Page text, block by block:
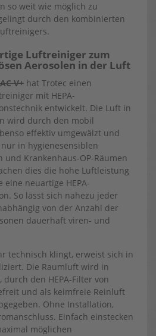
so weit wie möglich zu
durch den kombinierten
Luftreiniger zum
Aerosolen in der Luft
V+ hat Trotec einen
mit HEPA-
entwickelt. Die Luft in
wird durch den mobil
effektiv umgewälzt und
in hygienesensiblen
und Krankenhaus-OP-Räumen
dies die hohe Luftleistung
neuartige HEPA-
So lässt sich nahezu jeder
von der Anzahl der
dauerhaft viren- und
technisch klingt, erweist sich in
Die Raumluft wird in
den HEPA-Filter von
und als keimfreie Reinluft
Ohne Installation,
Einfach einstecken
möglichen